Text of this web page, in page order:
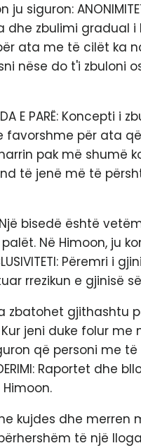
siguron:
zbulimi gradual
ata me të cilët ka
nëse do t'i zbuloni
E PARË:
favorshme për ata
pak më shumë
të jenë më të
Një bisedë është
Në Himoon, ju
Përemri i
rrezikun e gjinisë
zbatohet gjithashtu
Kur jeni duke folur
që personi me
Raportet dhe
kujdes dhe merren
të një